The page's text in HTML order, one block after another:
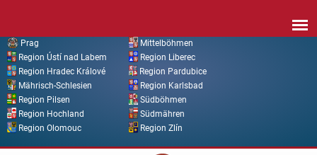
Prag
Mittelböhmen
Region Ústí nad Labem
Region Liberec
Region Hradec Králové
Region Pardubice
Mährisch-Schlesien
Region Karlsbad
Region Pilsen
Südböhmen
Region Hochland
Südmähren
Region Olomouc
Region Zlín